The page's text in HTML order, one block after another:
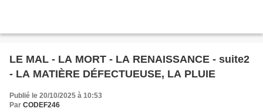
LE MAL - LA MORT - LA RENAISSANCE - suite2
- LA MATIÈRE DÉFECTUEUSE, LA PLUIE
Publié le 20/10/2025 à 10:53
Par CODEF246